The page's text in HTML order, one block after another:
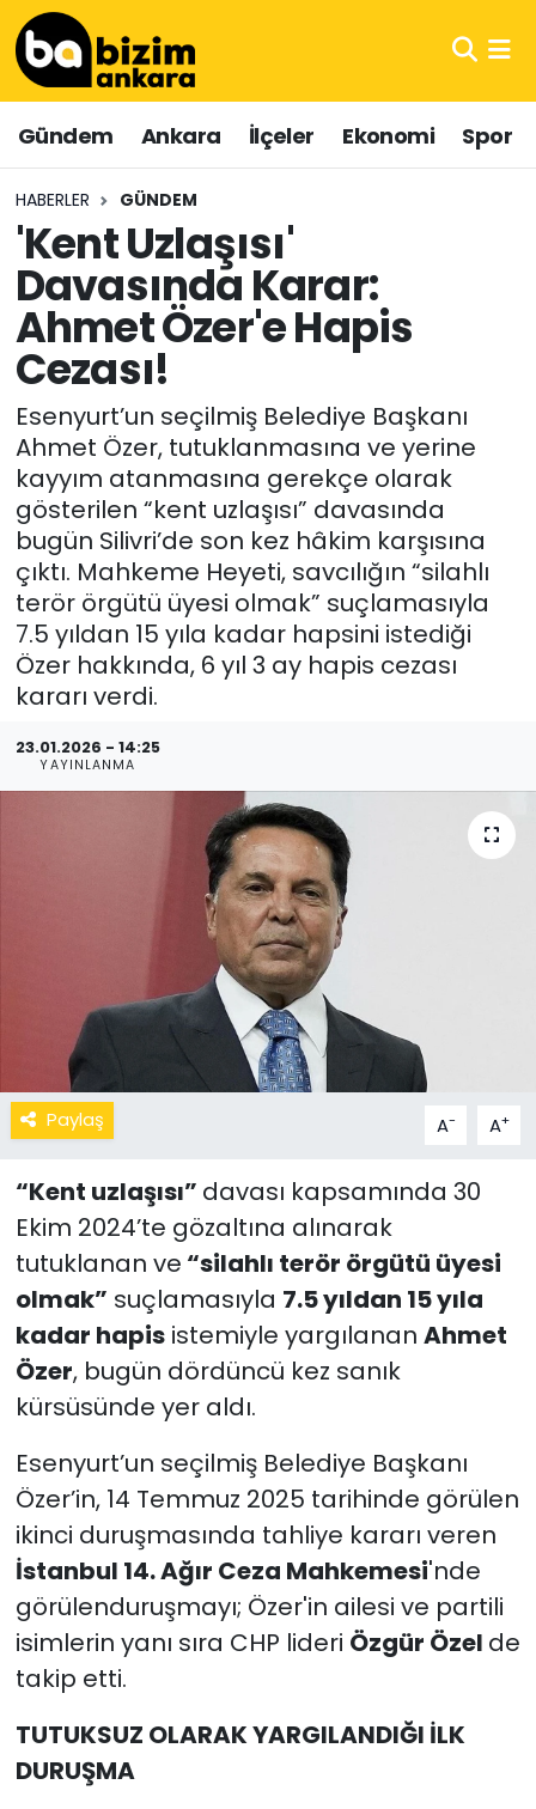
Gündem Ankara İlçeler Ekonomi Spor
HABERLER GÜNDEM
'Kent Uzlaşısı'
Davasında Karar:
Ahmet Özer'e Hapis
Cezası!
Esenyurt’un seçilmiş Belediye Başkanı
Ahmet Özer, tutuklanmasına ve yerine
kayyım atanmasına gerekçe olarak
gösterilen “kent uzlaşısı” davasında
bugün Silivri’de son kez hâkim karşısına
çıktı. Mahkeme Heyeti, savcılığın “silahlı
terör örgütü üyesi olmak” suçlamasıyla
7.5 yıldan 15 yıla kadar hapsini istediği
Özer hakkında, 6 yıl 3 ay hapis cezası
kararı verdi.
23.01.2026 - 14:25
YAYINLANMA
Paylaş A- A+
“Kent uzlaşısı” davası kapsamında 30
Ekim 2024’te gözaltına alınarak
tutuklanan ve “silahlı terör örgütü üyesi
olmak” suçlamasıyla 7.5 yıldan 15 yıla
kadar hapisistemiyle yargılanan Ahmet
Özer, bugün dördüncü kez sanık
kürsüsünde yer aldı.
Esenyurt’un seçilmiş Belediye Başkanı
Özer’in, 14 Temmuz 2025 tarihinde görülen
ikinci duruşmasında tahliye kararı veren
İstanbul 14. Ağır Ceza Mahkemesi'nde
görülenduruşmayı; Özer'in ailesi ve partili
isimlerin yanı sıra CHP lideri Özgür Özel de
takip etti.
TUTUKSUZ OLARAK YARGILANDIĞI İLK
DURUŞMA
Hava Durumu
Trafik Durumu
Süper Lig Puan Durumu ve Fikstür
Tüm Manşetler
Son Dakika Haberleri